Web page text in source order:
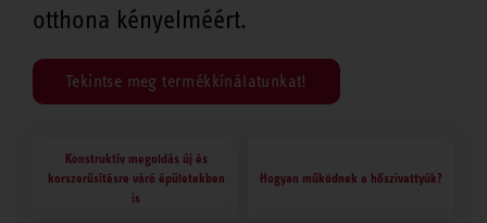
otthona kényelméért.
Tekintse meg termékkínálatunkat!
Konstruktív megoldás új és
korszerűsítésre váró épületekben
is
Hogyan működnek a hőszivattyúk?